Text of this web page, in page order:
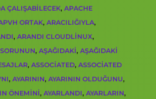
ÇALIŞABILECEK, APACHE
ORTAK, ARACILIĞIYLA,
, ARANDI CLOUDLINUX,
, AŞAĞIDAKI, AŞAĞIDAKI
, ASSOCIATED, ASSOCIATED
, AYARININ, AYARININ OLDUĞUNU,
ÖNEMINI, AYARLANDI, AYARLARIN,